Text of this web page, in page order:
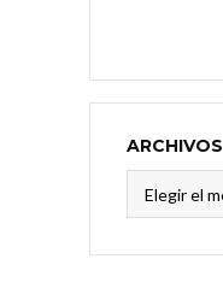
ARCHIVOS